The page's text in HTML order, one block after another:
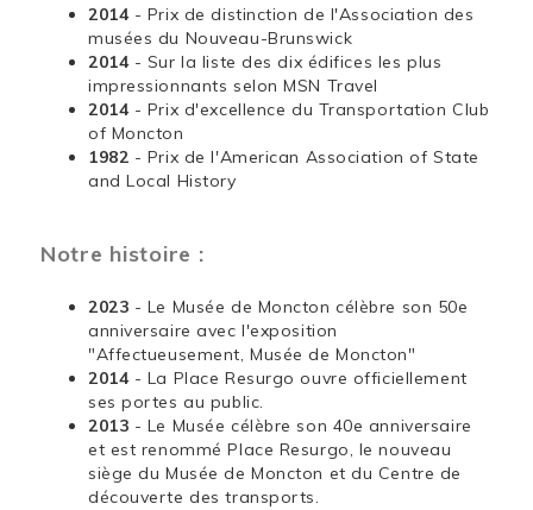
2014 - Prix de distinction de l'Association des
musées du Nouveau-Brunswick
2014 - Sur la liste des dix édifices les plus
impressionnants selon MSN Travel
2014 - Prix d'excellence du Transportation Club
of Moncton
1982 - Prix de l'American Association of State
and Local History
Notre histoire :
2023 - Le Musée de Moncton célèbre son 50e
anniversaire avec l'exposition
"Affectueusement, Musée de Moncton"
2014 - La Place Resurgo ouvre officiellement
ses portes au public.
2013 - Le Musée célèbre son 40e anniversaire
et est renommé Place Resurgo, le nouveau
siège du Musée de Moncton et du Centre de
découverte des transports.